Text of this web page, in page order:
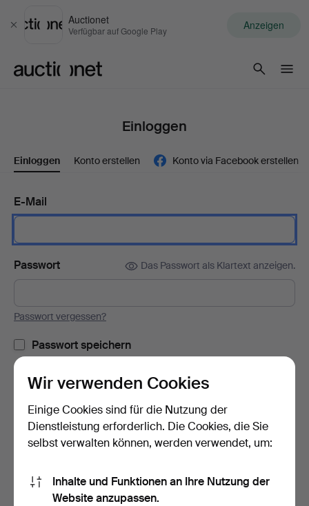
Schließen
Auctionet
Verfügbar auf Google Play Anzeigen
Einloggen
Einloggen Konto erstellen Konto via Facebook erstellen
E-Mail
Passwort Das Passwort als Klartext anzeigen.
Passwort vergessen?
Passwort speichern
Einloggen
oder hier via Facebook einloggen
Wir verwenden Cookies
Einige Cookies sind für die Nutzung der
Dienstleistung erforderlich. Die Cookies, die Sie
selbst verwalten können, werden verwendet, um:
Inhalte und Funktionen an Ihre Nutzung der
Website anzupassen.